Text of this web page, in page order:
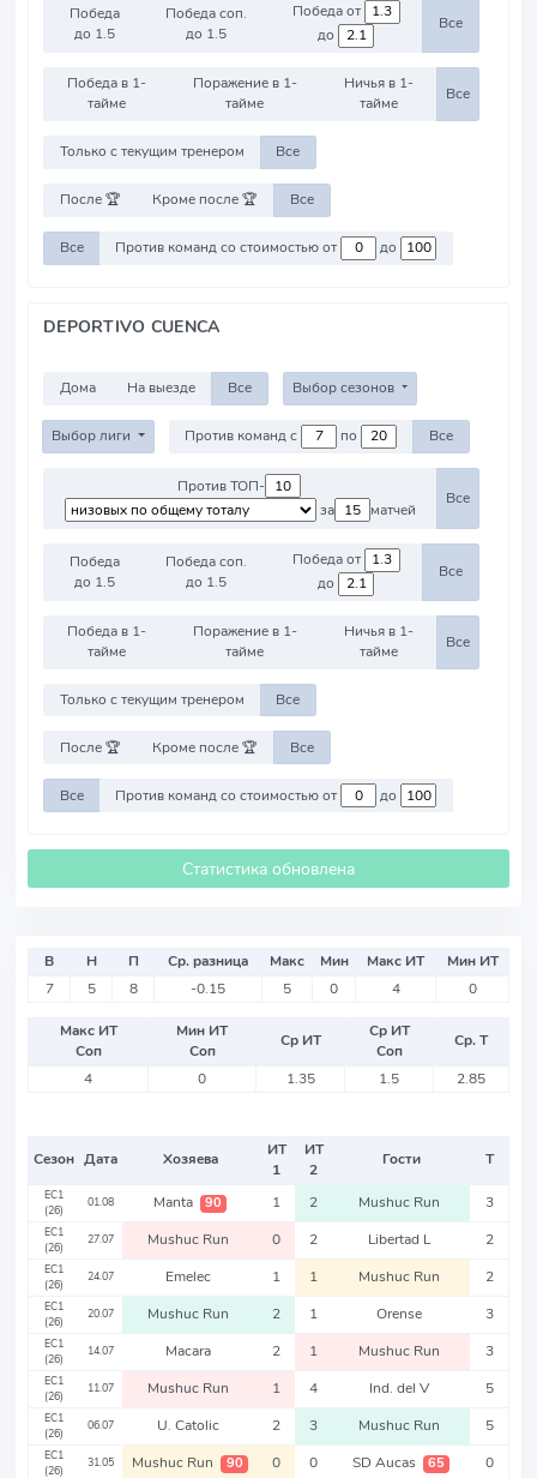
Победа
до 1.5
Победа соп.
до 1.5
Победа от
до
Все
Победа в 1-
тайме
Поражение в 1-
тайме
Ничья в 1-
тайме
Все
Только с текущим тренером Все
После 🏆 Кроме после 🏆 Все
Все Против команд со стоимостью от до
DEPORTIVO CUENCA
Дома На выезде Все Выбор сезонов
Выбор лиги Против команд с по Все
Против ТОП-
за
матчей
Все
Победа
до 1.5
Победа соп.
до 1.5
Победа от
до
Все
Победа в 1-
тайме
Поражение в 1-
тайме
Ничья в 1-
тайме
Все
Только с текущим тренером Все
После 🏆 Кроме после 🏆 Все
Все Против команд со стоимостью от до
Статистика обновлена
В Н П Ср. разница Макс Мин Макс ИТ
Мин ИТ
7
5 8 -0.15 5 0 4 0
Макс ИТ
Соп
Мин ИТ
Соп
Ср ИТ
Ср ИТ
Соп
Ср. Т
4
0 1.35 1.5 2.85
Сезон Дата Хозяева
ИТ
1
ИТ
2
Гости Т
EC1
(26)
01.08 Manta 90 1 2 Mushuc Run 3
EC1
(26)
27.07 Mushuc Run 0 2 Libertad L 2
EC1
(26)
24.07 Emelec 1 1 Mushuc Run 2
EC1
(26)
20.07 Mushuc Run 2 1 Orense 3
EC1
(26)
14.07 Macara 2 1 Mushuc Run 3
EC1
(26)
11.07 Mushuc Run 1 4 Ind. del V 5
EC1
(26)
06.07 U. Catolic 2 3 Mushuc Run 5
EC1
(26)
31.05 Mushuc Run 90 0 0 SD Aucas 65 0